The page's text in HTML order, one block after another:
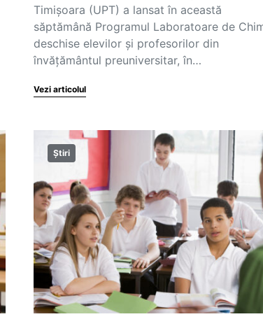
Timişoara (UPT) a lansat în această
săptămână Programul Laboratoare de
deschise elevilor şi profesorilor din
învăţământul preuniversitar, în…
Vezi articolul
Știri